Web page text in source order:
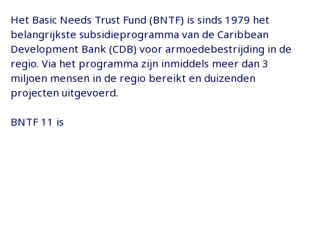
Het Basic Needs Trust Fund (BNTF) is sinds 1979 het
belangrijkste subsidieprogramma van de Caribbean
Development Bank (CDB) voor armoedebestrijding in de
regio. Via het programma zijn inmiddels meer dan 3
miljoen mensen in de regio bereikt en duizenden
projecten uitgevoerd.
BNTF 11 is